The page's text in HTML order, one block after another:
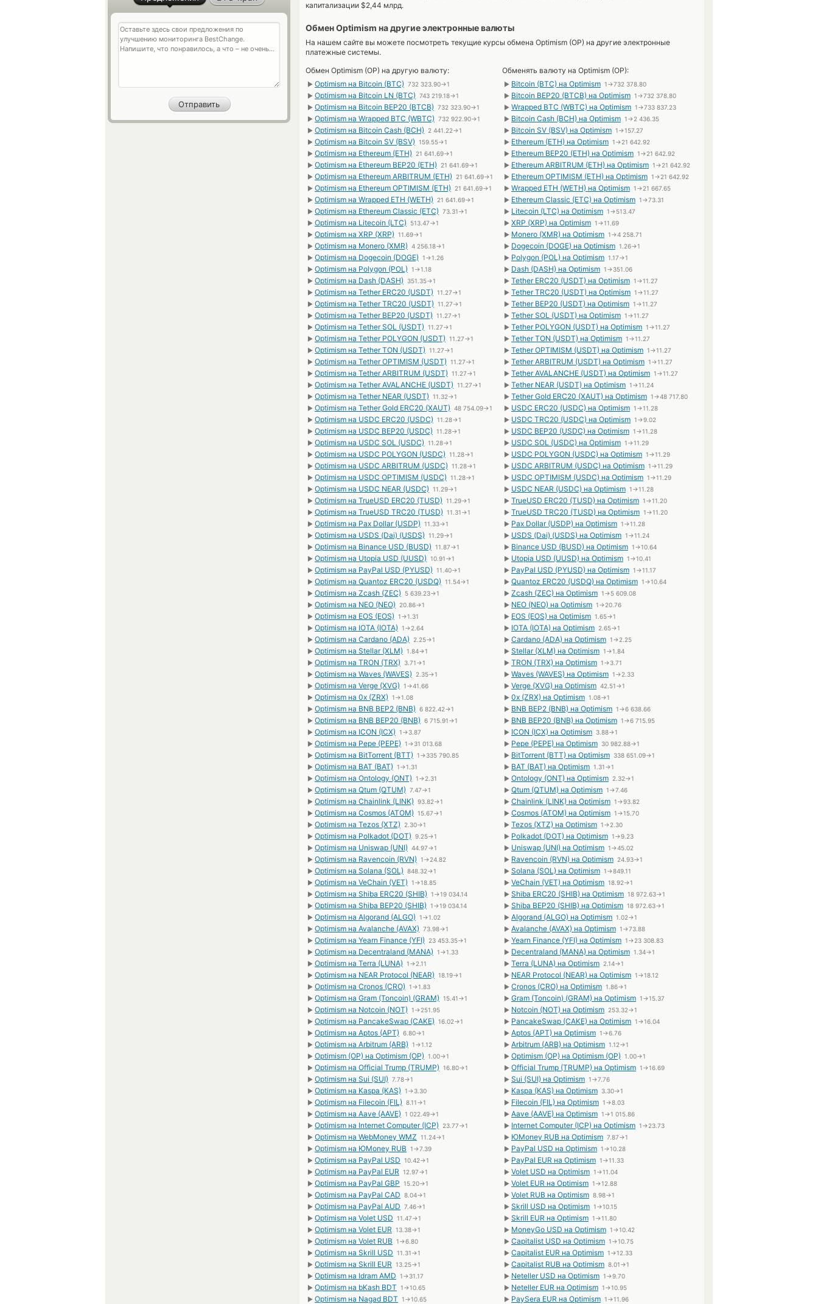
капитализации $2,44 млрд.
Обмен Optimism на другие электронные валюты
На нашем сайте вы можете посмотреть текущие курсы обмена Optimism (OP) на другие электронные
платежные системы.
Обмен Optimism (OP) на другую валюту:
► Optimism на Bitcoin (BTC) 732 323.90→1
► Optimism на Bitcoin LN (BTC) 743 219.18→1
► Optimism на Bitcoin BEP20 (BTCB) 732 323.90→1
► Optimism на Wrapped BTC (WBTC) 732 922.90→1
► Optimism на Bitcoin Cash (BCH)
2 441.22→1
► Optimism на Bitcoin SV (BSV) 159.55→1
► Optimism на Ethereum (ETH)
21 641.69→1
► Optimism на Ethereum BEP20 (ETH)
21 641.69→1
► Optimism на Ethereum ARBITRUM (ETH)
21 641.69→1
► Optimism на Ethereum OPTIMISM (ETH)
21 641.69→1
► Optimism на Wrapped ETH (WETH)
21 641.69→1
► Optimism на Ethereum Classic (ETC) 73.31→1
► Optimism на Litecoin (LTC)
513.47→1
► Optimism на XRP (XRP) 11.69→1
► Optimism на Monero (XMR) 4 256.18→1
► Optimism на Dogecoin (DOGE) 1→1.26
► Optimism на Polygon (POL) 1→1.18
► Optimism на Dash (DASH)
351.35→1
► Optimism на Tether ERC20 (USDT) 11.27→1
► Optimism на Tether TRC20 (USDT) 11.27→1
► Optimism на Tether BEP20 (USDT) 11.27→1
► Optimism на Tether SOL (USDT) 11.27→1
► Optimism на Tether POLYGON (USDT) 11.27→1
► Optimism на Tether TON (USDT) 11.27→1
► Optimism на Tether OPTIMISM (USDT) 11.27→1
► Optimism на Tether ARBITRUM (USDT) 11.27→1
► Optimism на Tether AVALANCHE (USDT) 11.27→1
► Optimism на Tether NEAR (USDT) 11.32→1
► Optimism на Tether Gold ERC20 (XAUT) 48 754.09→1
► Optimism на USDC ERC20 (USDC) 11.28→1
► Optimism на USDC BEP20 (USDC) 11.28→1
► Optimism на USDC SOL (USDC) 11.28→1
► Optimism на USDC POLYGON (USDC) 11.28→1
► Optimism на USDC ARBITRUM (USDC) 11.28→1
► Optimism на USDC OPTIMISM (USDC) 11.28→1
► Optimism на USDC NEAR (USDC) 11.29→1
► Optimism на TrueUSD ERC20 (TUSD) 11.29→1
► Optimism на TrueUSD TRC20 (TUSD) 11.31→1
► Optimism на Pax Dollar (USDP) 11.33→1
► Optimism на USDS (Dai) (USDS) 11.29→1
► Optimism на Binance USD (BUSD) 11.87→1
► Optimism на Utopia USD (UUSD) 10.91→1
► Optimism на PayPal USD (PYUSD) 11.40→1
► Optimism на Quantoz ERC20 (USDQ) 11.54→1
► Optimism на Zcash (ZEC)
5 639.23→1
► Optimism на NEO (NEO)
20.86→1
► Optimism на EOS (EOS) 1→1.31
► Optimism на IOTA (IOTA) 1→2.64
► Optimism на Cardano (ADA)
2.25→1
► Optimism на Stellar (XLM) 1.84→1
► Optimism на TRON (TRX)
3.71→1
► Optimism на Waves (WAVES)
2.35→1
► Optimism на Verge (XVG) 1→41.66
► Optimism на 0x (ZRX) 1→1.08
► Optimism на BNB BEP2 (BNB) 6 822.42→1
► Optimism на BNB BEP20 (BNB) 6 715.91→1
► Optimism на ICON (ICX) 1→3.87
► Optimism на Pepe (PEPE) 1→31 013.68
► Optimism на BitTorrent (BTT) 1→335 790.85
► Optimism на BAT (BAT) 1→1.31
► Optimism на Ontology (ONT) 1→2.31
► Optimism на Qtum (QTUM) 7.47→1
► Optimism на Chainlink (LINK) 93.82→1
► Optimism на Cosmos (ATOM) 15.67→1
► Optimism на Tezos (XTZ)
2.30→1
► Optimism на Polkadot (DOT) 9.25→1
► Optimism на Uniswap (UNI) 44.97→1
► Optimism на Ravencoin (RVN) 1→24.82
► Optimism на Solana (SOL) 848.32→1
► Optimism на VeChain (VET) 1→18.85
► Optimism на Shiba ERC20 (SHIB) 1→19 034.14
► Optimism на Shiba BEP20 (SHIB) 1→19 034.14
► Optimism на Algorand (ALGO) 1→1.02
► Optimism на Avalanche (AVAX) 73.98→1
► Optimism на Yearn Finance (YFI)
23 453.35→1
► Optimism на Decentraland (MANA) 1→1.33
► Optimism на Terra (LUNA) 1→2.11
► Optimism на NEAR Protocol (NEAR) 18.19→1
► Optimism на Cronos (CRO) 1→1.83
► Optimism на Gram (Toncoin) (GRAM) 15.41→1
► Optimism на Notcoin (NOT) 1→251.95
► Optimism на PancakeSwap (CAKE) 16.02→1
► Optimism на Aptos (APT) 6.80→1
► Optimism на Arbitrum (ARB) 1→1.12
► Optimism (OP) на Optimism (OP) 1.00→1
► Optimism на Official Trump (TRUMP) 16.80→1
► Optimism на Sui (SUI) 7.78→1
► Optimism на Kaspa (KAS) 1→3.30
► Optimism на Filecoin (FIL) 8.11→1
► Optimism на Aave (AAVE) 1 022.49→1
► Optimism на Internet Computer (ICP)
23.77→1
► Optimism на WebMoney WMZ 11.24→1
► Optimism на ЮMoney RUB 1→7.39
► Optimism на PayPal USD 10.42→1
► Optimism на PayPal EUR 12.97→1
► Optimism на PayPal GBP 15.20→1
► Optimism на PayPal CAD 8.04→1
► Optimism на PayPal AUD 7.46→1
► Optimism на Volet USD 11.47→1
► Optimism на Volet EUR 13.38→1
► Optimism на Volet RUB 1→6.80
► Optimism на Skrill USD 11.31→1
► Optimism на Skrill EUR 13.25→1
► Optimism на Idram AMD 1→31.17
► Optimism на bKash BDT 1→10.65
► Optimism на Nagad BDT 1→10.65
Обменять валюту на Optimism (OP):
► Bitcoin (BTC) на Optimism 1→732 378.80
► Bitcoin BEP20 (BTCB) на Optimism 1→732 378.80
► Wrapped BTC (WBTC) на Optimism 1→733 837.23
► Bitcoin Cash (BCH) на Optimism 1→2 436.35
► Bitcoin SV (BSV) на Optimism 1→157.27
► Ethereum (ETH) на Optimism 1→21 642.92
► Ethereum BEP20 (ETH) на Optimism 1→21 642.92
► Ethereum ARBITRUM (ETH) на Optimism 1→21 642.92
► Ethereum OPTIMISM (ETH) на Optimism 1→21 642.92
► Wrapped ETH (WETH) на Optimism 1→21 667.65
► Ethereum Classic (ETC) на Optimism 1→73.31
► Litecoin (LTC) на Optimism 1→513.47
► XRP (XRP) на Optimism 1→11.69
► Monero (XMR) на Optimism 1→4 258.71
► Dogecoin (DOGE) на Optimism 1.26→1
► Polygon (POL) на Optimism 1.17→1
► Dash (DASH) на Optimism 1→351.06
► Tether ERC20 (USDT) на Optimism 1→11.27
► Tether TRC20 (USDT) на Optimism 1→11.27
► Tether BEP20 (USDT) на Optimism 1→11.27
► Tether SOL (USDT) на Optimism 1→11.27
► Tether POLYGON (USDT) на Optimism 1→11.27
► Tether TON (USDT) на Optimism 1→11.27
► Tether OPTIMISM (USDT) на Optimism 1→11.27
► Tether ARBITRUM (USDT) на Optimism 1→11.27
► Tether AVALANCHE (USDT) на Optimism 1→11.27
► Tether NEAR (USDT) на Optimism 1→11.24
► Tether Gold ERC20 (XAUT) на Optimism 1→48 717.80
► USDC ERC20 (USDC) на Optimism 1→11.28
► USDC TRC20 (USDC) на Optimism 1→9.02
► USDC BEP20 (USDC) на Optimism 1→11.28
► USDC SOL (USDC) на Optimism 1→11.29
► USDC POLYGON (USDC) на Optimism 1→11.29
► USDC ARBITRUM (USDC) на Optimism 1→11.29
► USDC OPTIMISM (USDC) на Optimism 1→11.29
► USDC NEAR (USDC) на Optimism 1→11.28
► TrueUSD ERC20 (TUSD) на Optimism 1→11.20
► TrueUSD TRC20 (TUSD) на Optimism 1→11.20
► Pax Dollar (USDP) на Optimism 1→11.28
► USDS (Dai) (USDS) на Optimism 1→11.24
► Binance USD (BUSD) на Optimism 1→10.64
► Utopia USD (UUSD) на Optimism 1→10.41
► PayPal USD (PYUSD) на Optimism 1→11.17
► Quantoz ERC20 (USDQ) на Optimism 1→10.64
► Zcash (ZEC) на Optimism 1→5 609.08
► NEO (NEO) на Optimism 1→20.76
► EOS (EOS) на Optimism 1.65→1
► IOTA (IOTA) на Optimism 2.65→1
► Cardano (ADA) на Optimism 1→2.25
► Stellar (XLM) на Optimism 1→1.84
► TRON (TRX) на Optimism 1→3.71
► Waves (WAVES) на Optimism 1→2.33
► Verge (XVG) на Optimism 42.51→1
► 0x (ZRX) на Optimism 1.08→1
► BNB BEP2 (BNB) на Optimism 1→6 638.66
► BNB BEP20 (BNB) на Optimism 1→6 715.95
► ICON (ICX) на Optimism 3.88→1
► Pepe (PEPE) на Optimism 30 982.88→1
► BitTorrent (BTT) на Optimism 338 651.09→1
► BAT (BAT) на Optimism 1.31→1
► Ontology (ONT) на Optimism 2.32→1
► Qtum (QTUM) на Optimism 1→7.46
► Chainlink (LINK) на Optimism 1→93.82
► Cosmos (ATOM) на Optimism 1→15.70
► Tezos (XTZ) на Optimism 1→2.30
► Polkadot (DOT) на Optimism 1→9.23
► Uniswap (UNI) на Optimism 1→45.02
► Ravencoin (RVN) на Optimism 24.93→1
► Solana (SOL) на Optimism 1→849.11
► VeChain (VET) на Optimism 18.92→1
► Shiba ERC20 (SHIB) на Optimism 18 972.63→1
► Shiba BEP20 (SHIB) на Optimism 18 972.63→1
► Algorand (ALGO) на Optimism 1.02→1
► Avalanche (AVAX) на Optimism 1→73.88
► Yearn Finance (YFI) на Optimism 1→23 308.83
► Decentraland (MANA) на Optimism 1.34→1
► Terra (LUNA) на Optimism 2.14→1
► NEAR Protocol (NEAR) на Optimism 1→18.12
► Cronos (CRO) на Optimism 1.86→1
► Gram (Toncoin) (GRAM) на Optimism 1→15.37
► Notcoin (NOT) на Optimism 253.32→1
► PancakeSwap (CAKE) на Optimism 1→16.04
► Aptos (APT) на Optimism 1→6.76
► Arbitrum (ARB) на Optimism 1.12→1
► Optimism (OP) на Optimism (OP) 1.00→1
► Official Trump (TRUMP) на Optimism 1→16.69
► Sui (SUI) на Optimism 1→7.76
► Kaspa (KAS) на Optimism 3.30→1
► Filecoin (FIL) на Optimism 1→8.03
► Aave (AAVE) на Optimism 1→1 015.86
► Internet Computer (ICP) на Optimism 1→23.73
► ЮMoney RUB на Optimism 7.87→1
► PayPal USD на Optimism 1→10.28
► PayPal EUR на Optimism 1→11.33
► Volet USD на Optimism 1→11.04
► Volet EUR на Optimism 1→12.88
► Volet RUB на Optimism 8.98→1
► Skrill USD на Optimism 1→10.15
► Skrill EUR на Optimism 1→11.80
► MoneyGo USD на Optimism 1→10.42
► Capitalist USD на Optimism 1→10.75
► Capitalist EUR на Optimism 1→12.33
► Capitalist RUB на Optimism 8.01→1
► Neteller USD на Optimism 1→9.70
► Neteller EUR на Optimism 1→10.95
► PaySera EUR на Optimism 1→11.96